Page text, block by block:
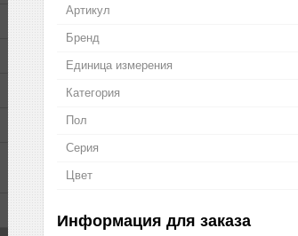
Артикул
Бренд
Единица измерения
Категория
Пол
Серия
Цвет
Информация для заказа